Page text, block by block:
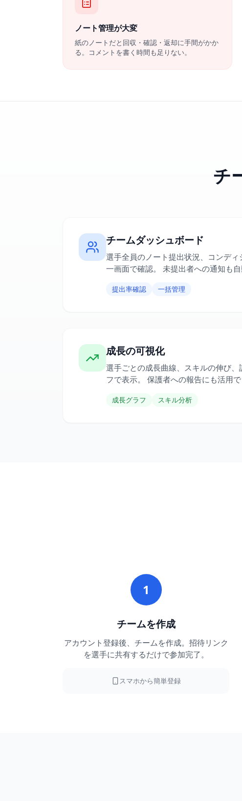
ノート管理が大変
紙のノートだと回収・確認・返却に手間がかか
る。コメントを書く時間も足りない。
チ
チームダッシュボード
選手全員のノート提出状況、コンディ
一画面で確認。 未提出者への通知も自
提出率確認 一括管理
成長の可視化
選手ごとの成長曲線、スキルの伸び、
フで表示。 保護者への報告にも活用で
成長グラフ スキル分析
1
チームを作成
アカウント登録後、チームを作成。招待リンク
を選手に共有するだけで参加完了。
スマホから簡単登録